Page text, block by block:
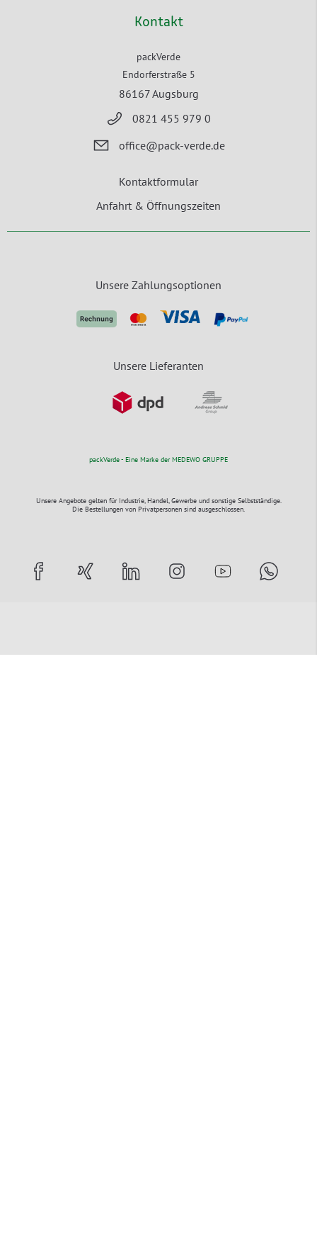
Kontakt
packVerde
Endorferstraße 5
86167 Augsburg
0821 455 979 0
office@pack-verde.de
Kontaktformular
Anfahrt & Öffnungszeiten
Unsere Zahlungsoptionen
Unsere Lieferanten
packVerde - Eine Marke der MEDEWO GRUPPE
Unsere Angebote gelten für Industrie, Handel, Gewerbe und sonstige Selbstständige.
Die Bestellungen von Privatpersonen sind ausgeschlossen.